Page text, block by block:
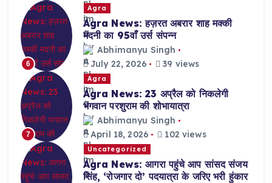
6
Agra
Agra News: हज़रत अबरार शाह मक्की
मदनी का 95वाँ उर्स संपन्न
Abhimanyu Singh
July 22, 2026
39 views
7
Agra
Agra News: 23 अप्रैल को निकलेगी
भगवान परशुराम की शोभायात्रा
Abhimanyu Singh
April 18, 2026
102 views
Uncategorized
Agra News: आगरा पहुंचे आप सांसद संजय
सिंह, ‘रोजगार दो’ पदयात्रा के जरिए भरी हुंकार